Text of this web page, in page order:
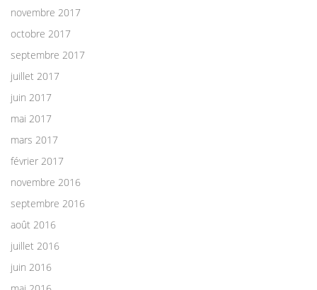
novembre 2017
octobre 2017
septembre 2017
juillet 2017
juin 2017
mai 2017
mars 2017
février 2017
novembre 2016
septembre 2016
août 2016
juillet 2016
juin 2016